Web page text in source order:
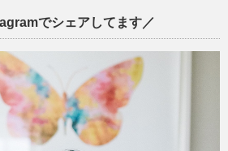
でシェアしてます／